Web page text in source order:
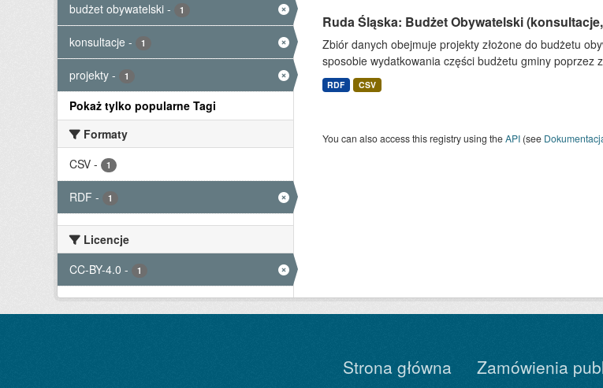
budżet obywatelski - 1
konsultacje - 1
projekty - 1
Pokaż tylko popularne Tagi
Formaty
CSV - 1
RDF - 1
Licencje
CC-BY-4.0 - 1
Ruda Śląska: Budżet Obywatelski
Zbiór danych obejmuje projekty złożone do budżetu
sposobie wydatkowania części budżetu gminy poprzez
RDF CSV
You can also access this registry using theAPI(see
Strona główna Zamówienia